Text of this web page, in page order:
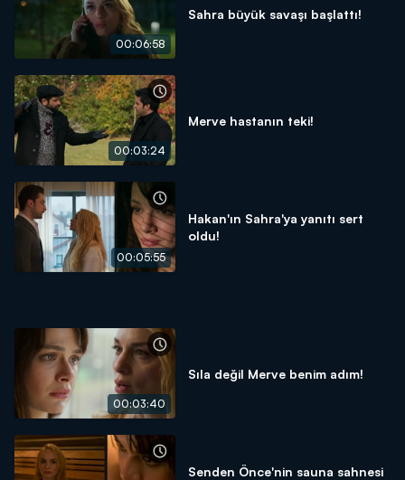
00:06:58
Sahra büyük savaşı başlattı!
00:03:24
Merve hastanın teki!
00:05:55
Hakan'ın Sahra'ya yanıtı sert
oldu!
00:03:40
Sıla değil Merve benim adım!
Senden Önce'nin sauna sahnesi